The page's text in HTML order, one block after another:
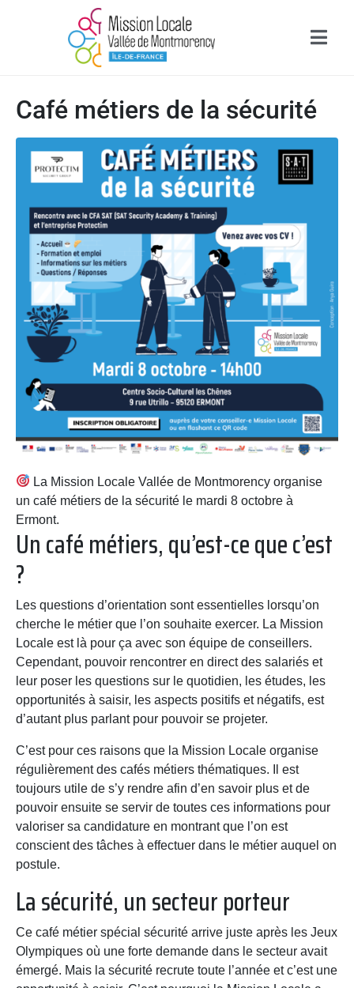
Café métiers de la sécurité
La Mission Locale Vallée de Montmorency organise
un café métiers de la sécurité le mardi 8 octobre à
Ermont.
Un café métiers, qu’est-ce que c’est
?
Les questions d’orientation sont essentielles lorsqu’on
cherche le métier que l’on souhaite exercer. La Mission
Locale est là pour ça avec son équipe de conseillers.
Cependant, pouvoir rencontrer en direct des salariés et
leur poser les questions sur le quotidien, les études, les
opportunités à saisir, les aspects positifs et négatifs, est
d’autant plus parlant pour pouvoir se projeter.
C’est pour ces raisons que la Mission Locale organise
régulièrement des cafés métiers thématiques. Il est
toujours utile de s’y rendre afin d’en savoir plus et de
pouvoir ensuite se servir de toutes ces informations pour
valoriser sa candidature en montrant que l’on est
conscient des tâches à effectuer dans le métier auquel on
postule.
La sécurité, un secteur porteur
Ce café métier spécial sécurité arrive juste après les Jeux
Olympiques où une forte demande dans le secteur avait
émergé. Mais la sécurité recrute toute l’année et c’est une